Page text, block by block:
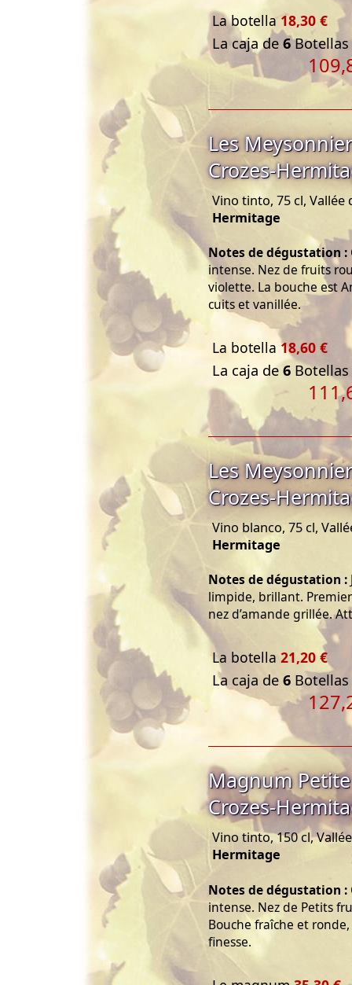
La botella 18,30 €
La caja de 6Botellas
Les
Crozes-
Vino tinto, 75 cl, Vallée
Hermitage
Notes de dégustation :
intense. Nez de fruits
violette. La bouche est
cuits et vanillée.
La botella 18,60 €
La caja de 6 Botellas
Les
Crozes-
Vino blanco, 75 cl,
Hermitage
Notes de dégustation :
limpide, brillant.
nez d’amande grillée.
La botella 21,20 €
La caja de 6 Botellas
Magnum
Crozes-
Vino tinto, 150 cl,
Hermitage
Notes de dégustation :
intense. Nez de Petits
Bouche fraîche et
finesse.